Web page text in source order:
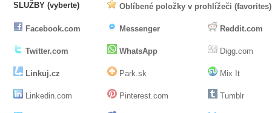
SLUŽBY (vyberte) Oblíbené položky v prohlížeči (favorites)
Facebook.com Messenger Reddit.com
Twitter.com WhatsApp Digg.com
Linkuj.cz Park.sk Mix It
Linkedin.com Pinterest.com Tumblr